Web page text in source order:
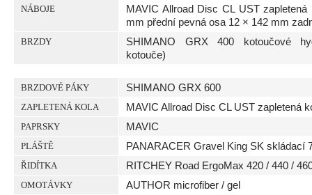
NÁBOJE
MAVIC Allroad Disc CL UST
mm přední pevná osa 12 × 142 mm
BRZDY
SHIMANO GRX 400 kotoučové
kotouče)
BRZDOVÉ PÁKY SHIMANO GRX 600
ZAPLETENÁ KOLA MAVIC Allroad Disc CL UST zapletená
PAPRSKY MAVIC
PLÁŠTĚ PANARACER Gravel King SK skládací
ŘIDÍTKA RITCHEY Road ErgoMax 420 / 440 /
OMOTÁVKY AUTHOR microfiber / gel